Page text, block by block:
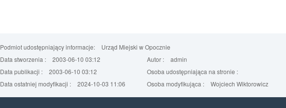
Podmiot udostępniający informacje:
Urząd Miejski w Opocznie
Data stworzenia :
2003-06-10 03:12 Autor :
admin
Data publikacji :
2003-06-10 03:12
Osoba udostępniająca na stronie :
Data ostatniej modyfikacji :
2024-10-03 11:06 Osoba modyfikująca : Wojciech Wiktorowicz